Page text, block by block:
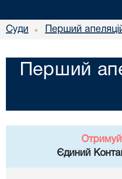
Суди • Перший
Перший
Єдиний